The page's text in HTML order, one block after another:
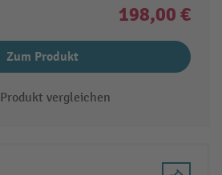
198,00 €
Zum Produkt
Produkt vergleichen